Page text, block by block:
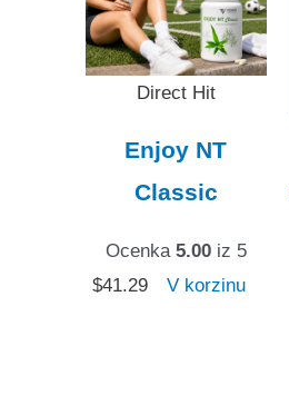
Direct Hit
Enjoy NT
Classic
Ocenka 5.00iz 5
$41.29 V korzinu